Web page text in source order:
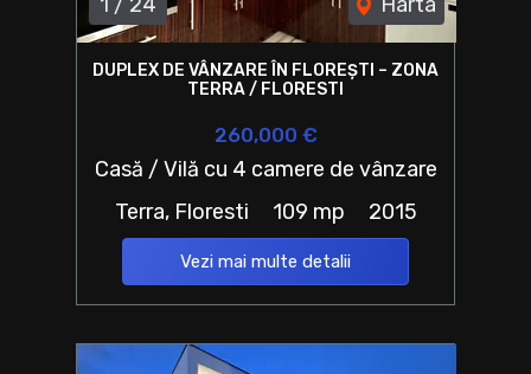
DUPLEX DE VÂNZARE ÎN FLOREȘTI – ZONA
TERRA / FLORESTI
260,000 €
Casă / Vilă cu 4 camere de vânzare
Terra, Floresti
109 mp 2015
Vezi mai multe detalii